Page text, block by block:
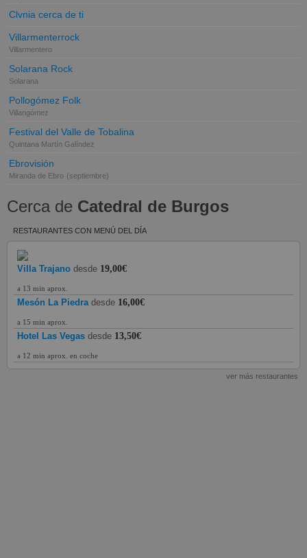
Clvnia cerca de ti
Villarmenterrock
Villarmentero
Solarana Rock
Solarana
Pollogómez Folk
Villangómez
Festival del Valle de Tobalina
Quintana Martín Galíndez
Ebrovisión
Miranda de Ebro (septiembre)
Cerca de Catedral de Burgos
RESTAURANTES CON MENÚ DEL DÍA
Villa Trajano desde 19,00€
a 13 min aprox.
Mesón La Piedra desde 16,00€
a 15 min aprox.
Hotel Las Vegas desde 13,50€
a 12 min aprox. en coche
ver más restaurantes